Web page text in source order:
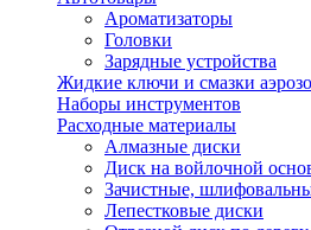
Ароматизаторы
Головки
Зарядные устройства
Жидкие ключи и смазки
Наборы инструментов
Расходные материалы
Алмазные диски
Диск на войлочной
Зачистные,
Лепестковые диски